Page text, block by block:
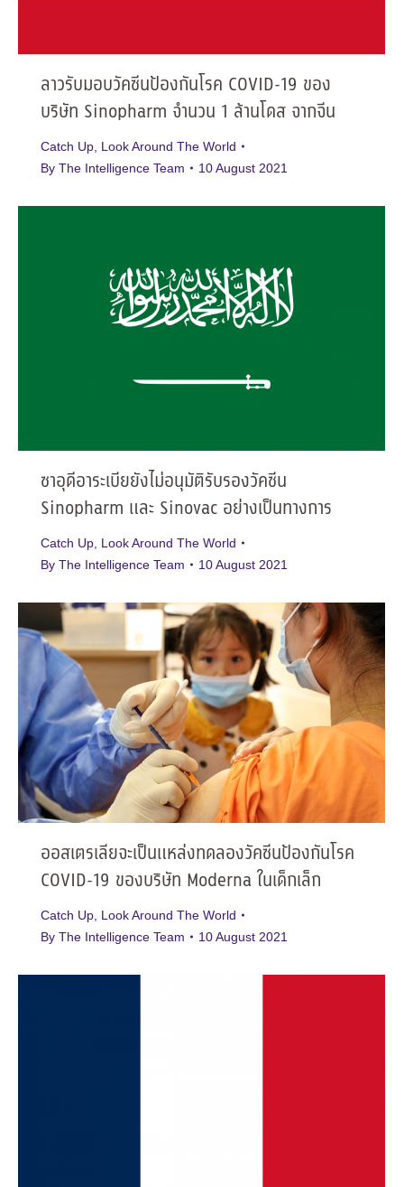
ลาวรับมอบวัคซีนป้องกันโรค COVID-19 ของ
บริษัท Sinopharm จำนวน 1 ล้านโดส จากจีน
Catch Up, Look Around The World
By The Intelligence Team 10 August 2021
ซาอุดีอาระเบียยังไม่อนุมัติรับรองวัคซีน
Sinopharm และ Sinovac อย่างเป็นทางการ
Catch Up Look Around The World
By The Intelligence Team 10 August 2021
ออสเตรเลียจะเป็นแหล่งทดลองวัคซีนป้องกันโรค
COVID-19 ของบริษัท Moderna ในเด็กเล็ก
Catch Up Look Around The World
By The Intelligence Team 10 August 2021